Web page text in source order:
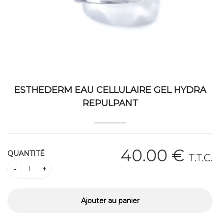
ESTHEDERM EAU CELLULAIRE GEL HYDRA
REPULPANT
40.00 € T.T.C.
QUANTITÉ